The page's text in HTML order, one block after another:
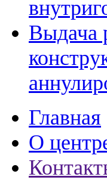
Выдача
Главная
О